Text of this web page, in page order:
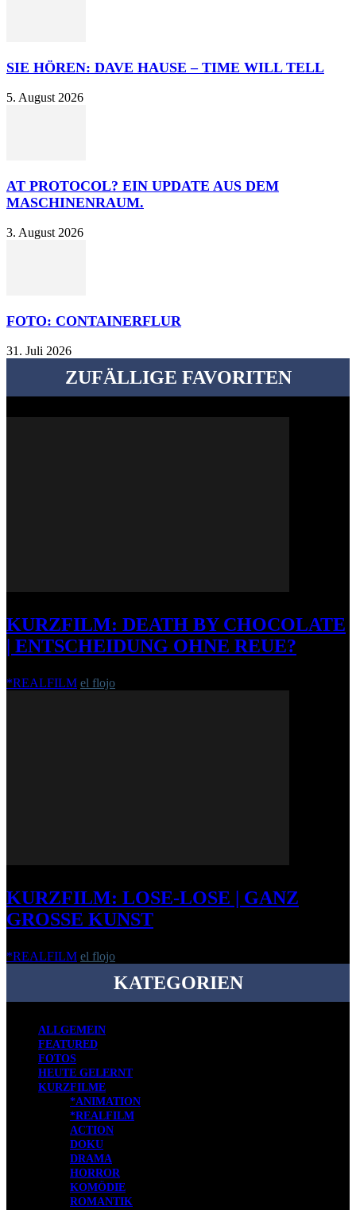
SIE HÖREN: DAVE HAUSE – TIME WILL TELL
5. August 2026
AT PROTOCOL? EIN UPDATE AUS DEM
MASCHINENRAUM.
3. August 2026
FOTO: CONTAINERFLUR
31. Juli 2026
ZUFÄLLIGE FAVORITEN
KURZFILM: DEATH BY CHOCOLATE
| ENTSCHEIDUNG OHNE REUE?
*REALFILM el flojo
KURZFILM: LOSE-LOSE | GANZ
GROSSE KUNST
*REALFILM el flojo
KATEGORIEN
ALLGEMEIN
FEATURED
FOTOS
HEUTE GELERNT
KURZFILME
*ANIMATION
*REALFILM
ACTION
DOKU
DRAMA
HORROR
KOMÖDIE
ROMANTIK